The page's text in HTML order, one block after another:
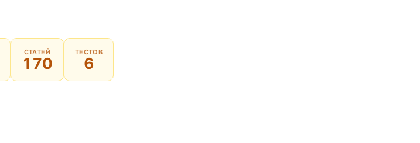
СТАТЕЙ
170
ТЕСТОВ
6